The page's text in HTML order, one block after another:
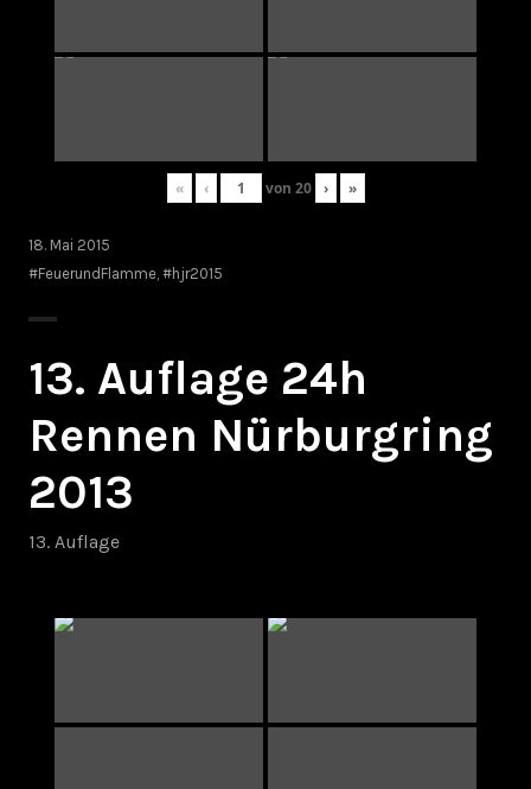
« ‹ von 20 › »
18. Mai 2015
#FeuerundFlamme #hjr2015
13. Auflage 24h
Rennen Nürburgring
2013
13. Auflage